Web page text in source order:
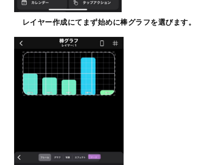
レイヤー作成にてまず始めに棒グラフを選びます。